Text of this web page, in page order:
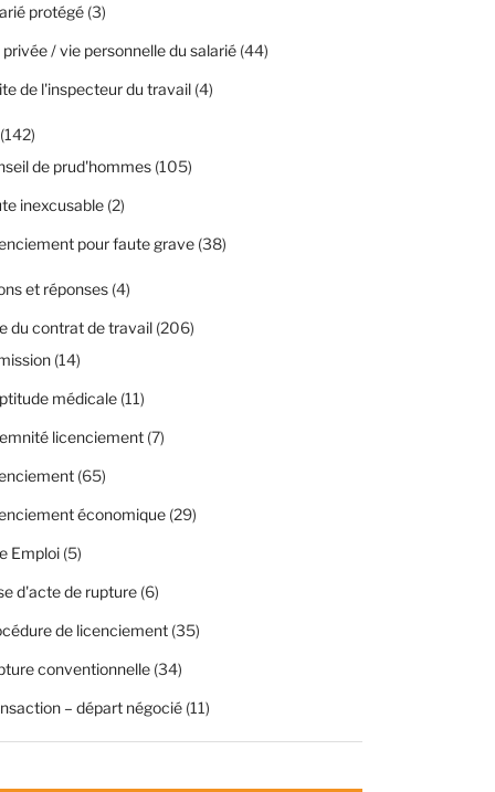
protégé(3)
/ vie personnelle du salarié(44)
de l'inspecteur du travail(4)
de prud'hommes(105)
inexcusable(2)
pour faute grave(38)
et réponses(4)
du contrat de travail(206)
(14)
médicale(11)
licenciement(7)
(65)
économique(29)
Emploi(5)
d'acte de rupture(6)
de licenciement(35)
conventionnelle(34)
– départ négocié(11)